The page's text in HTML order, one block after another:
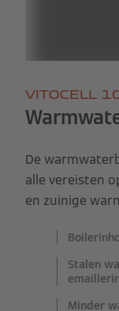
VITOCELL
De
alle vereisten
en zuinige
Stalen
Minder